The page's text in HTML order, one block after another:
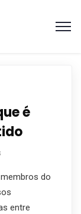
é
do
entre